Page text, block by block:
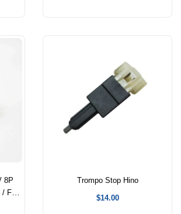
FM1
Trompo Stop Hino
Precio
$14.00